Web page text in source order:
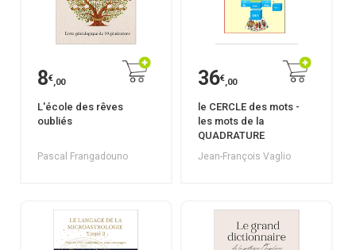
8€,00
L'école des rêves
oubliés
Pascal Frangadouno
36€,00
le CERCLE des mots -
les mots de la
QUADRATURE
Jean-François Vaglio